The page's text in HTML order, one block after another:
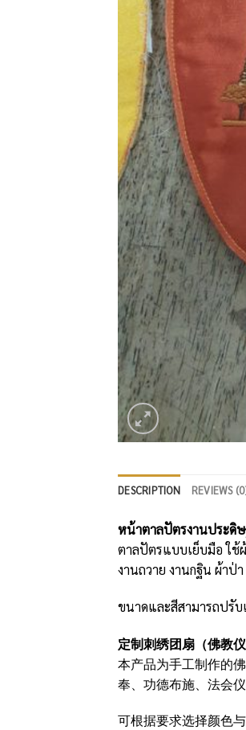
DESCRIPTION REVIEWS
หน้าตาลปัตรงานประดิ
ตาลปัตรแบบเย็บมือ ใช้
งานถวาย งานกฐิน ผ้าป่
ขนาดและสีสามารถปรับ
定制刺绣团扇（佛教仪
本产品为手工制作的
奉、功德布施、法会
可根据要求选择颜色